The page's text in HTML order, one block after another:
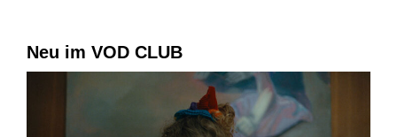
Neu im VOD CLUB